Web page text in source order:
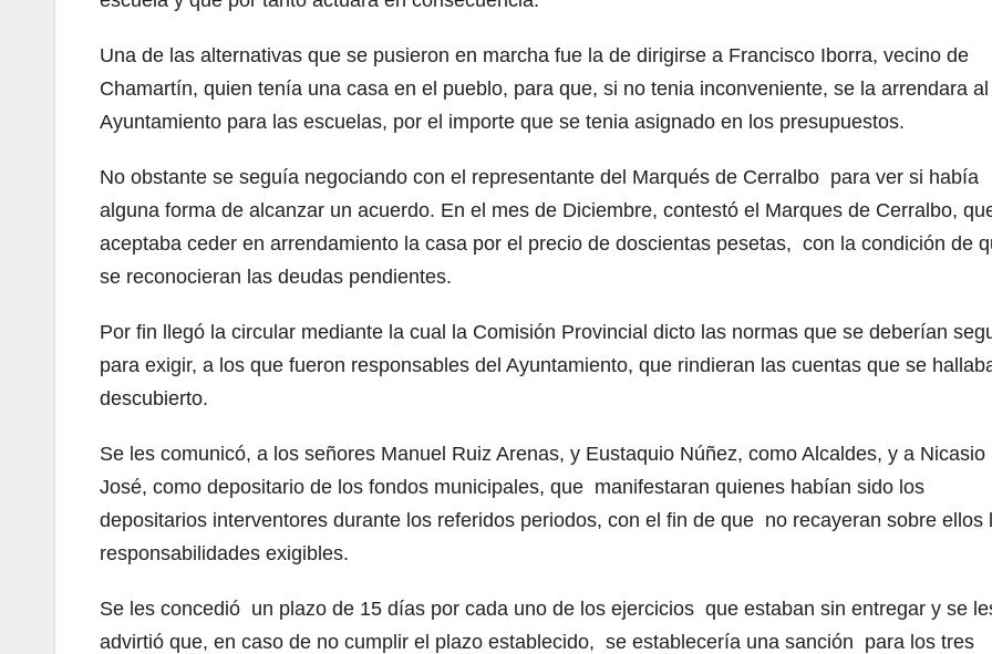
Una de las alternativas que se pusieron en marcha fue la de dirigirse a Francisco Iborra, vecino de
Chamartín, quien tenía una casa en el pueblo, para que, si no tenia inconveniente, se la arrendara al
Ayuntamiento para las escuelas, por el importe que se tenia asignado en los presupuestos.
No obstante se seguía negociando con el representante del Marqués de Cerralbo para ver si había
alguna forma de alcanzar un acuerdo. En el mes de Diciembre, contestó el Marques de Cerralbo,
aceptaba ceder en arrendamiento la casa por el precio de doscientas pesetas, con la condición de
se reconocieran las deudas pendientes.
Por fin llegó la circular mediante la cual la Comisión Provincial dicto las normas que se deberían
para exigir, a los que fueron responsables del Ayuntamiento, que rindieran las cuentas que se
descubierto.
Se les comunicó, a los señores Manuel Ruiz Arenas, y Eustaquio Núñez, como Alcaldes, y a Nicasio
José, como depositario de los fondos municipales, que manifestaran quienes habían sido los
depositarios interventores durante los referidos periodos, con el fin de que no recayeran sobre ellos
responsabilidades exigibles.
Se les concedió un plazo de 15 días por cada uno de los ejercicios que estaban sin entregar y se
advirtió que, en caso de no cumplir el plazo establecido, se establecería una sanción para los tres